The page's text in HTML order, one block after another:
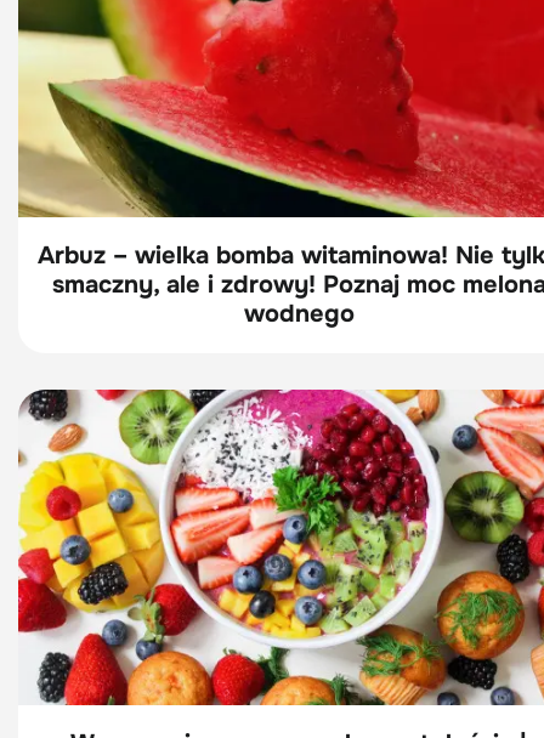
Arbuz – wielka bomba witaminowa! Nie
smaczny, ale i zdrowy! Poznaj moc
wodnego